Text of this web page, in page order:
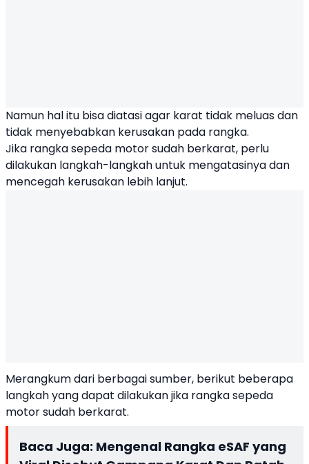
Namun hal itu bisa diatasi agar karat tidak meluas dan
tidak menyebabkan kerusakan pada rangka.
Jika rangka sepeda motor sudah berkarat, perlu
dilakukan langkah-langkah untuk mengatasinya dan
mencegah kerusakan lebih lanjut.
Merangkum dari berbagai sumber, berikut beberapa
langkah yang dapat dilakukan jika rangka sepeda
motor sudah berkarat.
Baca Juga: Mengenal Rangka eSAF yang